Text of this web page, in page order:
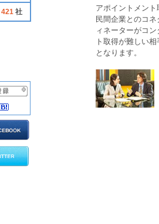
アポイントメン
民間企業とのコ
ィネーターがコ
ト取得が難しい
となります。
421 社